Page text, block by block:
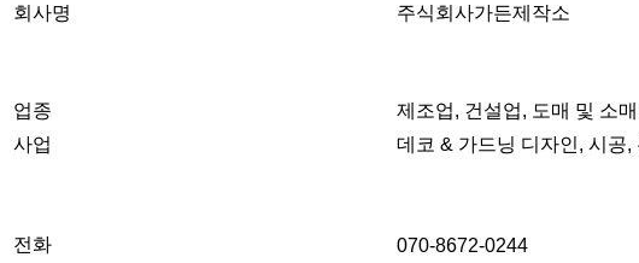
회사명 주식회사가든제작소
업종
제조업, 건설업, 도매 및 소
사업
데코 & 가드닝 디자인, 시공,
전화 070-8672-0244